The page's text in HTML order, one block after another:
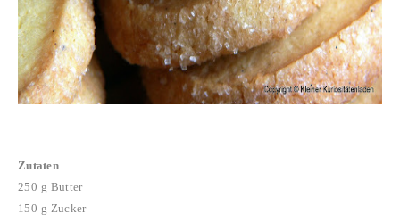
Zutaten
250 g Butter
150 g Zucker